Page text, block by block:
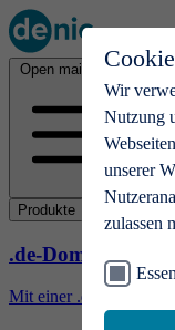
Wir
Nutzung
unserer
zulassen
Open main menu
Produkte
.de-Domains
Mit einer .de-Domain